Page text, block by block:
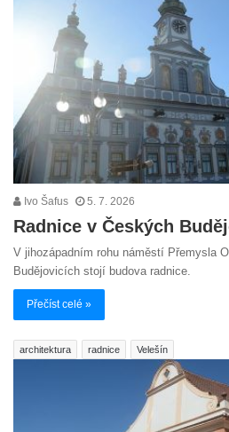
Ivo Šafus 5. 7. 2026
Radnice v Českých
V jihozápadním rohu náměstí Přemysla
Budějovicích stojí budova radnice.
Přečíst celé »
architektura radnice Velešín